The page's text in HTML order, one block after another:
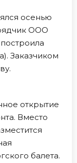
осенью
ООО
Заказчиком
открытие
Вместо
балета.